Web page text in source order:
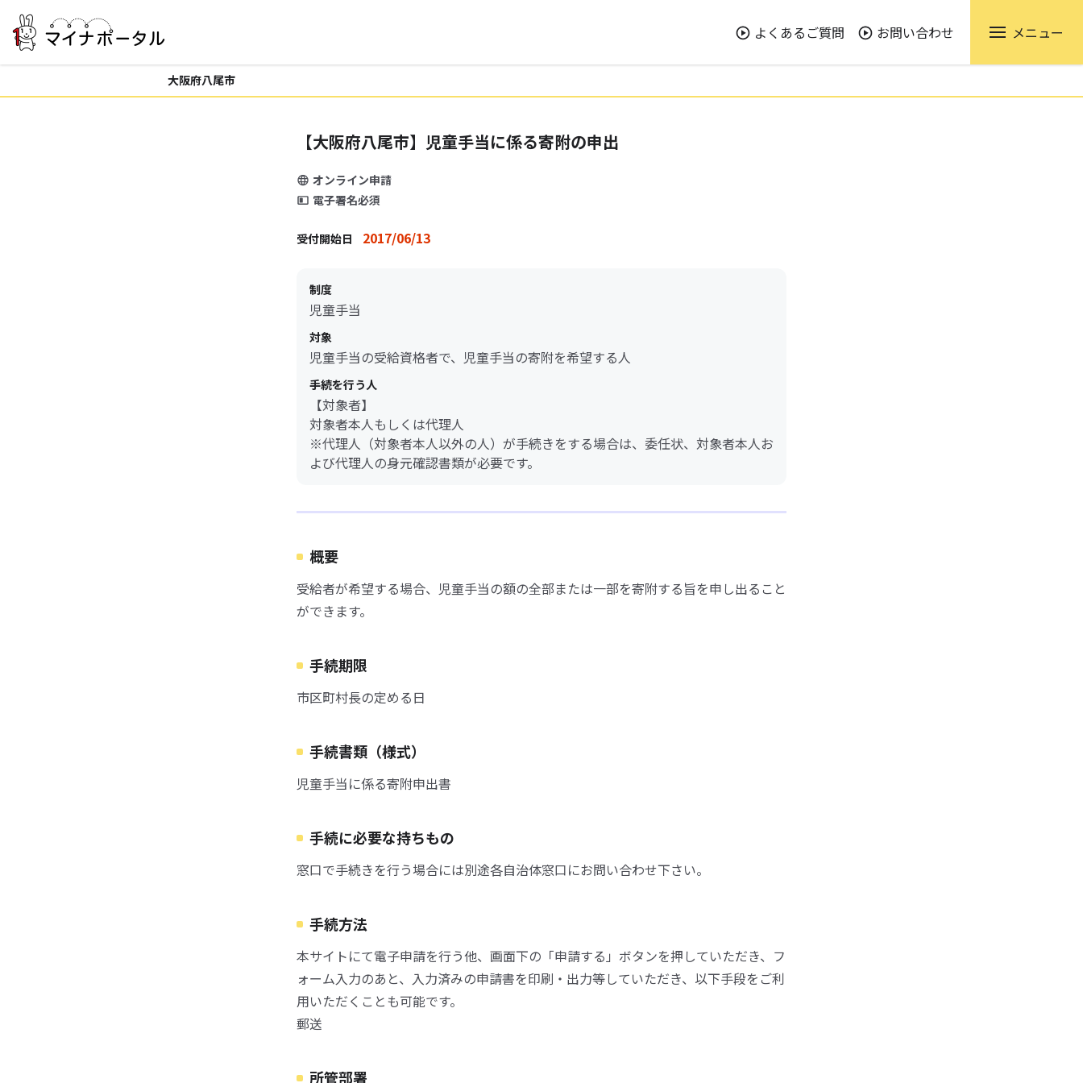
よくあるご質問 お問い合わせ メニュー
大阪府八尾市
【大阪府八尾市】児童手当に係る寄附の申出
オンライン申請
電子署名必須
受付開始日 2017/06/13
制度
児童手当
対象
児童手当の受給資格者で、児童手当の寄附を希望する人
手続を行う人
【対象者】
対象者本人もしくは代理人
※代理人（対象者本人以外の人）が手続きをする場合は、委任状、対象者本人お
よび代理人の身元確認書類が必要です。
概要
受給者が希望する場合、児童手当の額の全部または一部を寄附する旨を申し出ること
ができます。
手続期限
市区町村長の定める日
手続書類（様式）
児童手当に係る寄附申出書
手続に必要な持ちもの
窓口で手続きを行う場合には別途各自治体窓口にお問い合わせ下さい。
手続方法
本サイトにて電子申請を行う他、画面下の「申請する」ボタンを押していただき、フ
ォーム入力のあと、入力済みの申請書を印刷・出力等していただき、以下手段をご利
用いただくことも可能です。
郵送
所管部署